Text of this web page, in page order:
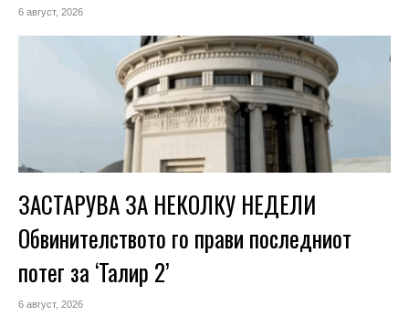
6 август, 2026
ЗАСТАРУВА ЗА НЕКОЛКУ НЕДЕЛИ
Обвинителството го прави последниот
потег за ‘Талир 2’
6 август, 2026